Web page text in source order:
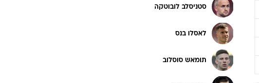
סטניסלב לובוטקה
לאסלו בנס
תומאש סוסלוב